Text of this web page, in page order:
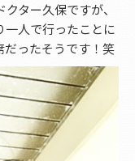
ター久保ですが、
一人で行ったことに
だったそうです！笑